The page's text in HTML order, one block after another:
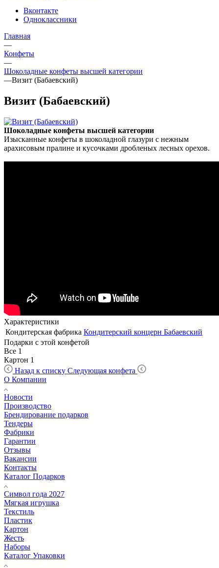
Вконтакте
Одноклассники
Главная
—
Конфеты
—
Шоколадные конфеты высшей категории
—Визит (Бабаевский)
Визит (Бабаевский)
Шоколадные конфеты высшей категории
Изысканные конфеты в шоколадной глазури с нежным
арахисовым пралине и кусочками дробленых лесных орехов.
Характеристики
Кондитерская фабрика Кондитерский концерн Бабаевский
Подарки с этой конфетой
Все 1
Картон 1
Назад к списку Следующая конфета
О Компании
Новости
Производство
Брендирование подарков
Тендеры
Фабрики
Гарантии
Отзывы
Вакансии
Контакты
Каталог Подарков
Символ года 2027
Мягкая игрушка
Текстиль
Пластик
Картон
Жесть
Наборы
Каталог Упаковки